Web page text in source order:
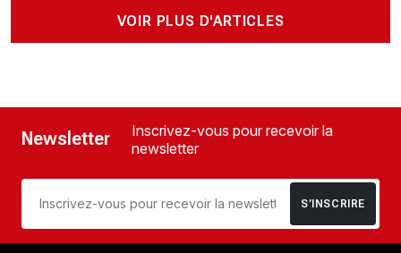
VOIR PLUS D'ARTICLES
Newsletter
Inscrivez-vous pour recevoir la
newsletter
S’INSCRIRE